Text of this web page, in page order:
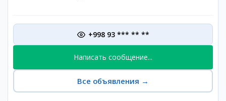
+998 93 *** ** **
Написать сообщение...
Все объявления →